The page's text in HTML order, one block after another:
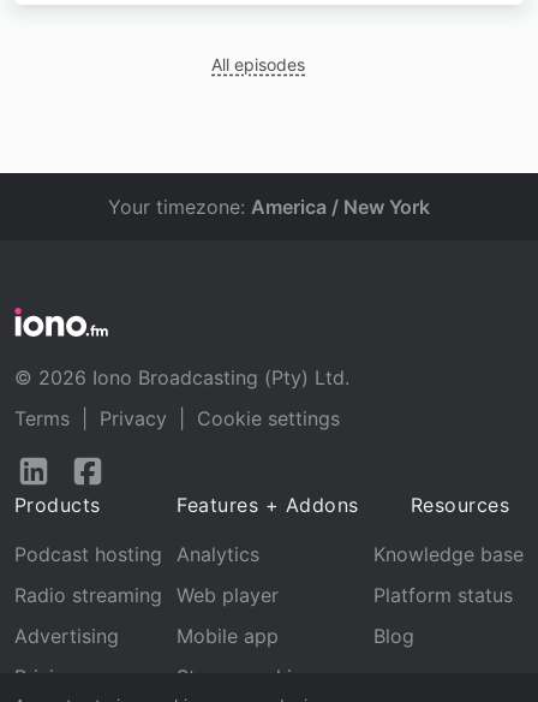
All episodes
Your timezone: America / New York
© 2026 Iono Broadcasting (Pty) Ltd.
Terms
Privacy
Cookie settings
Follow
LinkedInFacebook
Products
Podcast hosting
Radio streaming
Advertising
Pricing
Features + Addons
Analytics
Web player
Mobile app
Stream archive
Resources
Knowledge base
Platform status
Blog